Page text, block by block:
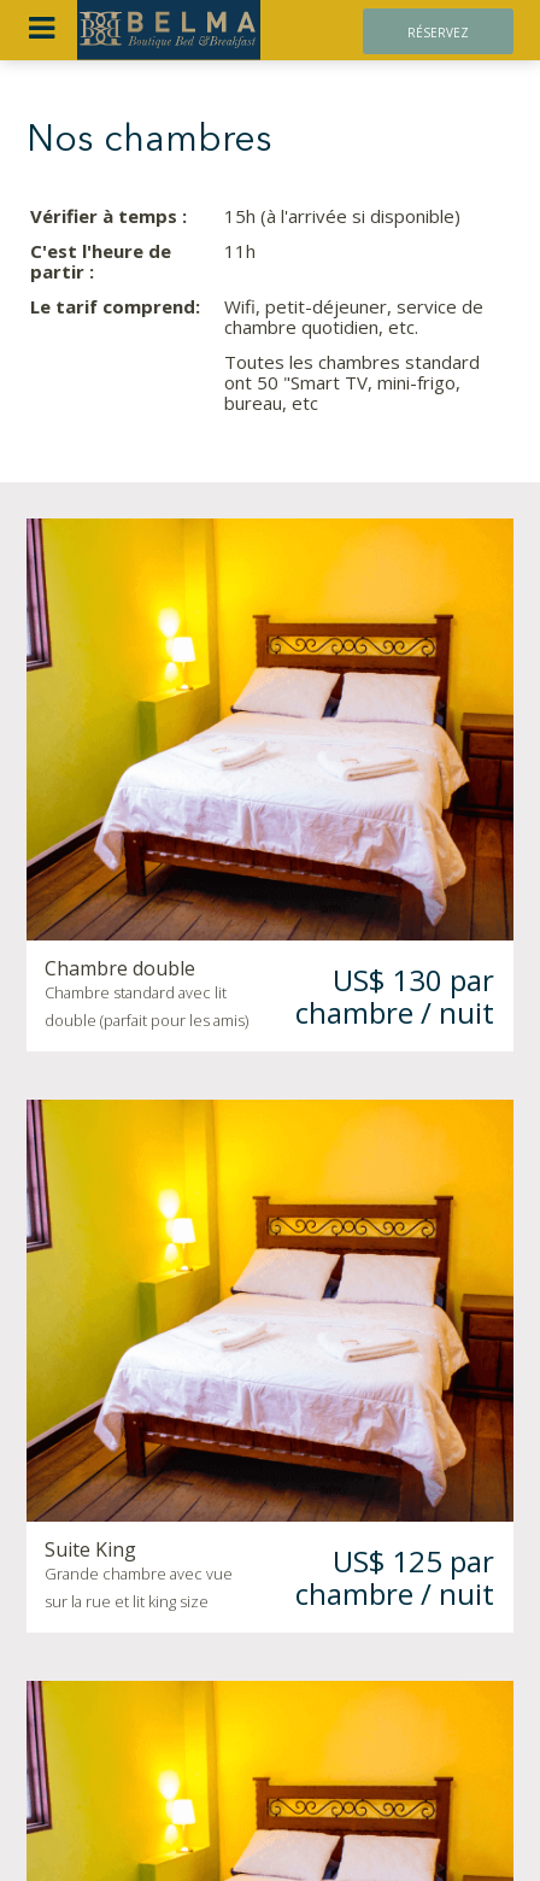
RÉSERVEZ
Nos chambres
Vérifier à temps :
15h (à l'arrivée si disponible)
C'est l'heure de
partir :
11h
Le tarif comprend:
Wifi, petit-déjeuner, service de
chambre quotidien, etc.
Toutes les chambres standard
ont 50 "Smart TV, mini-frigo,
bureau, etc
Chambre double
Chambre standard avec lit
double (parfait pour les amis)
US$ 130 par
chambre / nuit
Suite King
Grande chambre avec vue
sur la rue et lit king size
US$ 125 par
chambre / nuit